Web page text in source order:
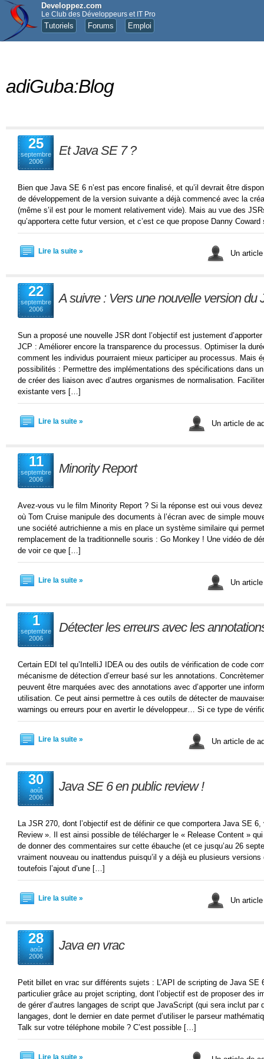
Developpez.com
Le Club des Développeurs et IT Pro
Tutoriels Forums Emploi
adiGuba:Blog
25
septembre
2006
Et Java SE 7 ?
Bien que Java SE 6 n’est pas encore finalisé, et qu’il devrait être
de développement de la version suivante a déjà commencé avec la
(même s’il est pour le moment relativement vide). Mais au vue des
qu’apportera cette futur version, et c’est ce que propose Danny
Lire la suite » Un
22
septembre
2006
A suivre : Vers une nouvelle version du
Sun a proposé une nouvelle JSR dont l’objectif est justement
JCP : Améliorer encore la transparence du processus. Optimiser la
comment les individus pourraient mieux participer au processus. Mais
possibilités : Permettre des implémentations des spécifications dans
de créer des liaison avec d’autres organismes de normalisation.
existante vers […]
Lire la suite » Un article de
11
septembre
2006
Minority Report
Avez-vous vu le film Minority Report ? Si la réponse est oui vous
où Tom Cruise manipule des documents à l’écran avec de simple
une société autrichienne a mis en place un système similaire qui
remplacement de la traditionnelle souris : Go Monkey ! Une vidéo de
de voir ce que […]
Lire la suite » Un
1
septembre
2006
Détecter les erreurs avec les
Certain EDI tel qu’IntelliJ IDEA ou des outils de vérification de code
mécanisme de détection d’erreur basé sur les annotations.
peuvent être marquées avec des annotations avec d’apporter une
utilisation. Ce peut ainsi permettre à ces outils de détecter de
warnings ou erreurs pour en avertir le développeur… Si ce type de
Lire la suite » Un article de
30
août
2006
Java SE 6 en public review !
La JSR 270, dont l’objectif est de définir ce que comportera Java SE
Review ». Il est ainsi possible de télécharger le « Release Content »
de donner des commentaires sur cette ébauche (et ce jusqu’au 26
vraiment nouveau ou inattendus puisqu’il y a déjà eu plusieurs
toutefois l’ajout d’une […]
Lire la suite » Un
28
août
2006
Java en vrac
Petit billet en vrac sur différents sujets : L’API de scripting de Java SE
particulier grâce au projet scripting, dont l’objectif est de proposer des
de gérer d’autres langages de script que JavaScript (qui sera inclut par
langages, dont le dernier en date permet d’utiliser le parseur
Talk sur votre téléphone mobile ? C’est possible […]
Lire la suite »